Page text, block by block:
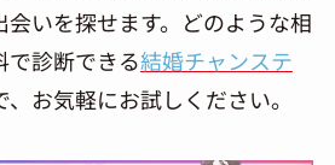
いを探せます。どのような相
で診断できる結婚チャンステ
お気軽にお試しください。